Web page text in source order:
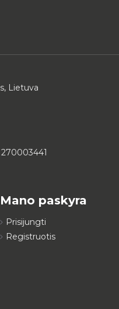
Lietuva
Mano paskyra
Prisijungti
Registruotis